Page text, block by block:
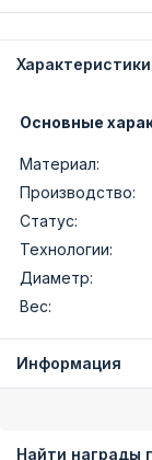
Характеристики
Основные
Материал:
Производство:
Статус:
Технологии:
Диаметр:
Вес:
Информация
Найти награды